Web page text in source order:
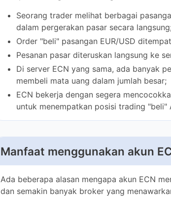
Di server ECN yang sama, ada banyak
mata uang dalam jumlah besar;
ECN bekerja dengan segera mencocokkan
menempatkan posisi trading "beli" Anda.
Manfaat menggunakan akun ECN
memahami pengertian akun trading ECN,